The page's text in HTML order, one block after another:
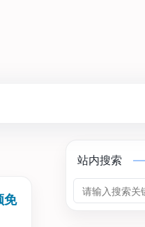
免
站内搜索